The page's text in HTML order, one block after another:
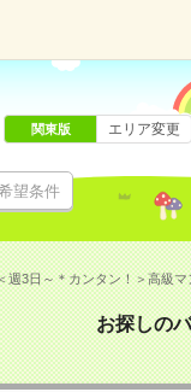
望条件
関東版 エリア変更
週3日～＊カンタン！＞高級
お探しの